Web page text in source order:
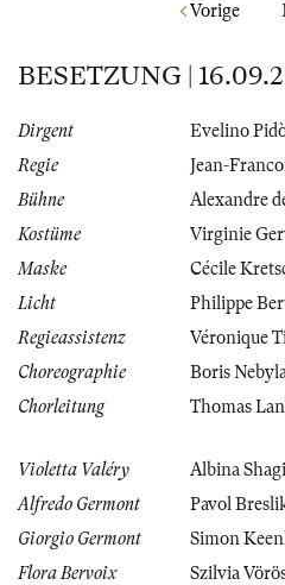
Vorige
BESETZUNG |
Dirgent
Evelino
Regie
Jean-
Bühne
Alexandre
Kostüme
Virginie
Maske
Cécile
Licht
Philippe
Regieassistenz
Véronique
Choreographie
Boris
Chorleitung
Thomas
Violetta Valéry
Albina
Alfredo Germont
Pavol
Giorgio Germont
Simon
Flora Bervoix
Szilvia